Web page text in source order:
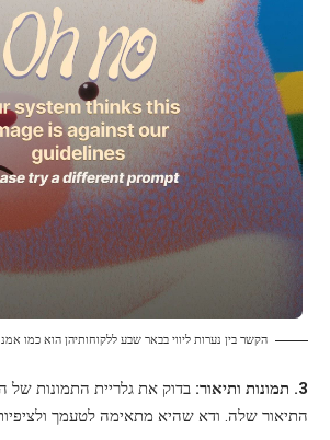
הקשר בין נערות ליווי בבאר שבע ללקוחותיהן הוא כמו
3. תמונות ותיאור:
בדוק את גלריית התמונות של
התיאור שלה. ודא שהיא מתאימה לטעמך